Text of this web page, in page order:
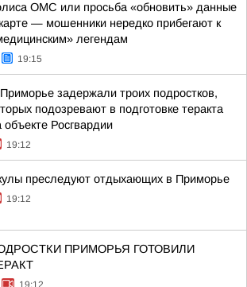
ОМС или просьба «обновить» данные
— мошенники нередко прибегают к
легендам
19:15
задержали троих подростков,
подозревают в подготовке теракта
объекте Росгвардии
19:12
преследуют отдыхающих в Приморье
19:12
ПРИМОРЬЯ ГОТОВИЛИ
19:12